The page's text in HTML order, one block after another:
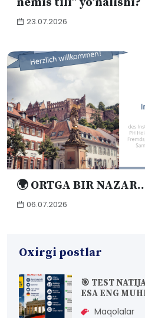
23.07.2026
🌍 ORTGA BIR
06.07.2026
Oxirgi postlar
🎯 TEST
ESA ENG
Maqolalar